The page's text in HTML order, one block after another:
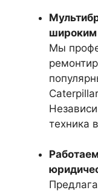
широким
Мы
техника